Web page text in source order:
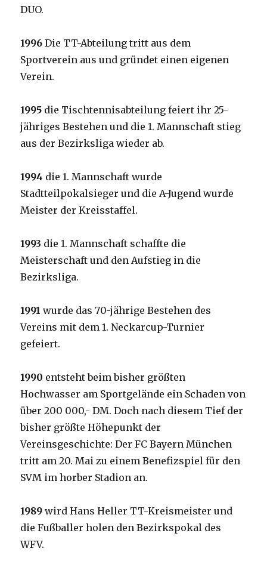
DUO.
1996 Die TT-Abteilung tritt aus dem
Sportverein aus und gründet einen eigenen
Verein.
1995 die Tischtennisabteilung feiert ihr 25-
jähriges Bestehen und die 1. Mannschaft stieg
aus der Bezirksliga wieder ab.
1994 die 1. Mannschaft wurde
Stadtteilpokalsieger und die A-Jugend wurde
Meister der Kreisstaffel.
1993 die 1. Mannschaft schaffte die
Meisterschaft und den Aufstieg in die
Bezirksliga.
1991 wurde das 70-jährige Bestehen des
Vereins mit dem 1. Neckarcup-Turnier
gefeiert.
1990 entsteht beim bisher größten
Hochwasser am Sportgelände ein Schaden von
über 200 000,- DM. Doch nach diesem Tief der
bisher größte Höhepunkt der
Vereinsgeschichte: Der FC Bayern München
tritt am 20. Mai zu einem Benefizspiel für den
SVM im horber Stadion an.
1989 wird Hans Heller TT-Kreismeister und
die Fußballer holen den Bezirkspokal des
WFV.